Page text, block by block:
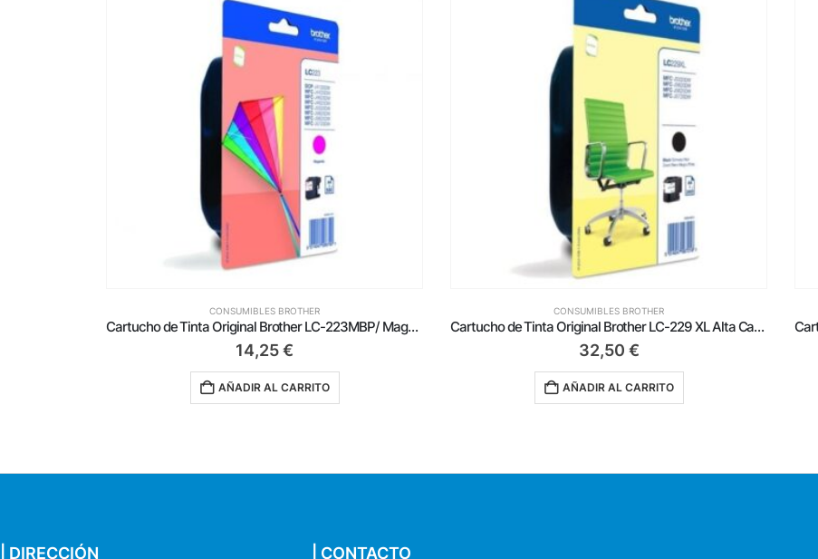
CONSUMIBLES BROTHER
Cartucho de Tinta Original Brother LC-223MBP/ Magenta
14,25€
AÑADIR AL CARRITO
CONSUMIBLES BROTHER
Cartucho de Tinta Original Brother LC-229 XL Alta Capacidad/ Negro
32,50 €
AÑADIR AL CARRITO
| DIRECCIÓN | CONTACTO